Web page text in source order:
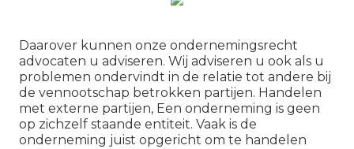
Daarover kunnen onze ondernemingsrecht
advocaten u adviseren. Wij adviseren u ook als u
problemen ondervindt in de relatie tot andere bij
de vennootschap betrokken partijen. Handelen
met externe partijen, Een onderneming is geen
op zichzelf staande entiteit. Vaak is de
onderneming juist opgericht om te handelen